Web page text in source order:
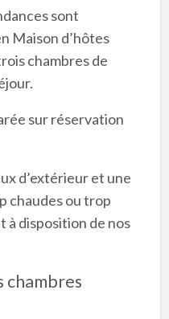
sont
Maison d’hôtes
chambres de
sur réservation
d’extérieur et une
chaudes ou trop
à disposition de nos
chambres